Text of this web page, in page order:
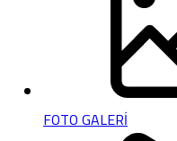
FOTO GALERİ